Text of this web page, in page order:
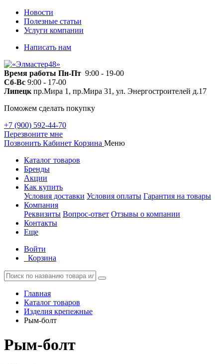
Новости
Полезные статьи
Услуги компании
Написать нам
Время работы Пн-Пт 9:00 - 19-00
Сб-Вс 9:00 - 17-00
Липецк пр.Мира 1, пр.Мира 31, ул. Энергостроителей д.17
Поможем сделать покупку
+7 (900) 592-44-70
Перезвоните мне
Позвонить Кабинет Корзина Меню
Каталог товаров
Бренды
Акции
Как купить
Условия доставки Условия оплаты Гарантия на товары
Компания
Реквизиты Вопрос-ответ Отзывы о компании
Контакты
Еще
Войти
Корзина
Главная
Каталог товаров
Изделия крепежные
Рым-болт
Рым-болт